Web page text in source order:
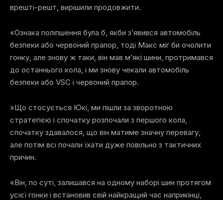
врешті-решт, вирішили продовжити.
«Ознака поліпшення була б, якби з’явився автомобіль
безпеки або червоний прапор, тоді Макс міг би очолити
гонку, але знову ж таки, він мав м’які шини, протримався
до останнього кола, і ми знову чекали автомобіль
безпеки або VSC і червоний прапор.
»Що стосується Юкі, ми пішли за зворотною
стратегією і спочатку розпочали з першого кола,
спочатку здавалося, що він матиме значну перевагу,
але потім всі почали їхати дуже повільно з тактичних
причин.
«Він, по суті, залишався на одному наборі шин протягом
усієї гонки і встановив свій найкращий час наприкінці,